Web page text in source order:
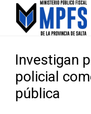
Investigan
policial
pública